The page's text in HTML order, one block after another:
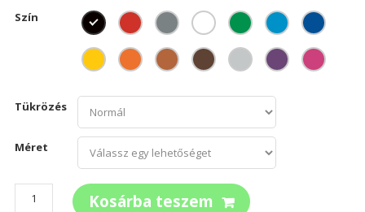
Szín
Tükrözés
Méret
Rózsa
Kosárba teszem